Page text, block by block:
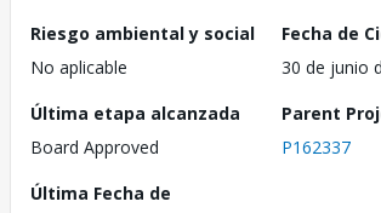
Riesgo ambiental y social
No aplicable
Fecha de
30 de junio
Última etapa alcanzada
Board Approved
Parent
P162337
Última Fecha de